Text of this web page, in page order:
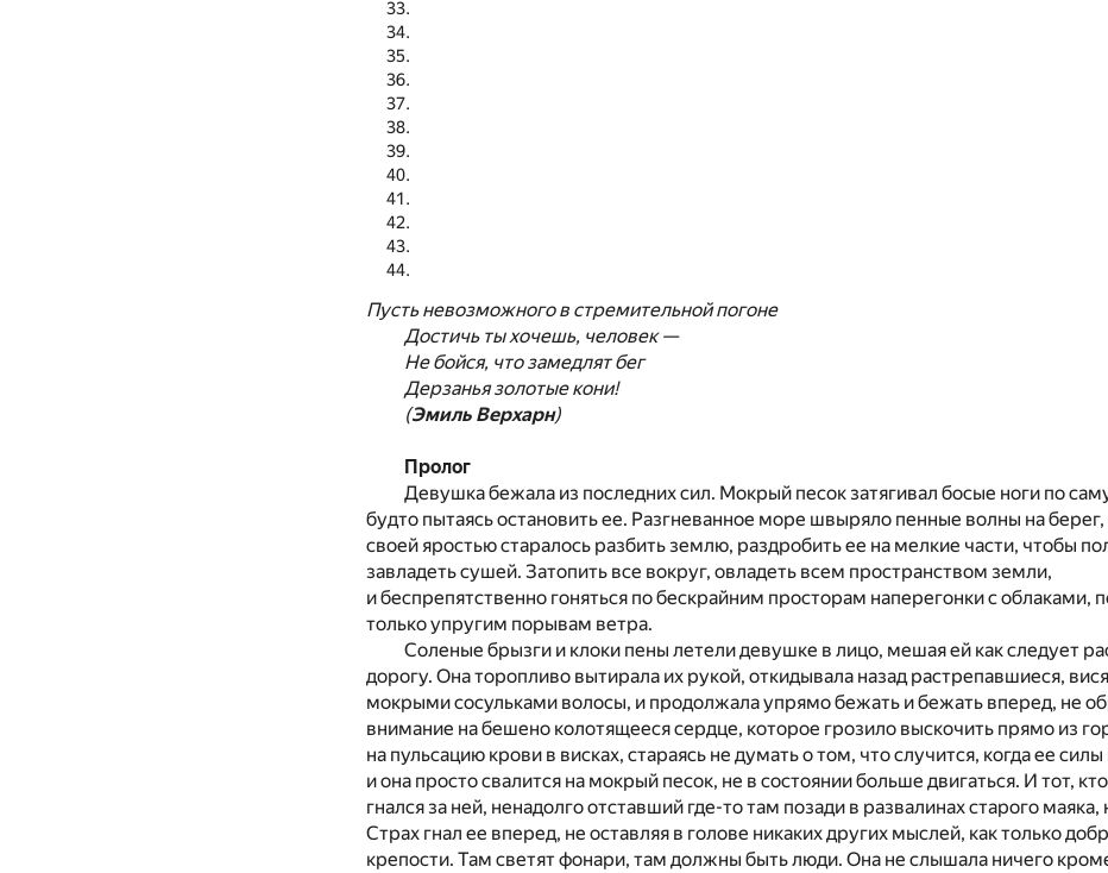
Пусть невозможного в стремительной погоне
Достичь ты хочешь, человек —
Не бойся, что замедлят бег
Дерзанья золотые кони!
(Эмиль Верхарн)
Пролог
Девушка бежала из последних сил. Мокрый песок затягивал босые ноги по
будто пытаясь остановить ее. Разгневанное море швыряло пенные волны на
своей яростью старалось разбить землю, раздробить ее на мелкие части, чтобы
завладеть сушей. Затопить все вокруг, овладеть всем пространством земли,
и беспрепятственно гоняться по бескрайним просторам наперегонки с облаками,
только упругим порывам ветра.
Соленые брызги и клоки пены летели девушке в лицо, мешая ей как следует
дорогу. Она торопливо вытирала их рукой, откидывала назад растрепавшиеся,
мокрыми сосульками волосы, и продолжала упрямо бежать и бежать вперед, не
внимание на бешено колотящееся сердце, которое грозило выскочить прямо из
на пульсацию крови в висках, стараясь не думать о том, что случится, когда ее силы
и она просто свалится на мокрый песок, не в состоянии больше двигаться. И тот,
гнался за ней, ненадолго отставший где-то там позади в развалинах старого маяка,
Страх гнал ее вперед, не оставляя в голове никаких других мыслей, как только
крепости. Там светят фонари, там должны быть люди. Она не слышала ничего